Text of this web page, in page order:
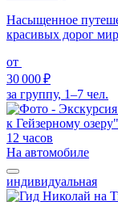
Насыщенное
красивых дорог
от
30 000 ₽
за группу, 1–7 чел.
12 часов
На автомобиле
индивидуальная